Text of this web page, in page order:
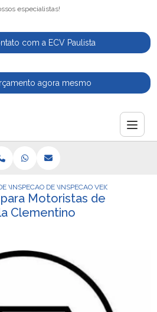
especialistas!
com a ECV Paulista
agora mesmo
VEICULOS
INSPECAO DE VEICULO DE APLICATIVO
INSPECAO VEICULAR PARA
Motoristas de
Clementino